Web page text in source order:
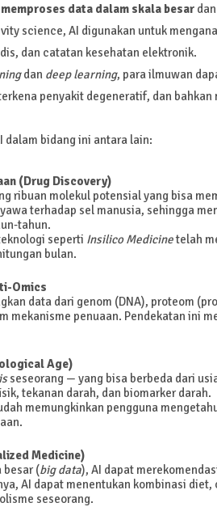
memproses data dalam skala besardan
science, AI digunakan untuk
dan catatan kesehatan elektronik.
dan deep learning, para ilmuwan
penyakit degeneratif, dan
dalam bidang ini antara lain:
(Drug Discovery)
ribuan molekul potensial yang bisa
terhadap sel manusia, sehingga
tahun.
seperti Insilico Medicinetelah
bulan.
Omics
data dari genom (DNA), proteom
mekanisme penuaan. Pendekatan ini
Age)
seseorang — yang bisa berbeda dari
tekanan darah, dan biomarker darah.
memungkinkan pengguna
Medicine)
besar (big data), AI dapat
AI dapat menentukan kombinasi
seseorang.